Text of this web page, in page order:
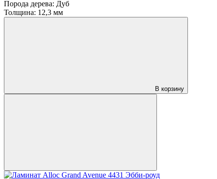
Порода дерева: Дуб
Толщина: 12,3 мм
В корзину